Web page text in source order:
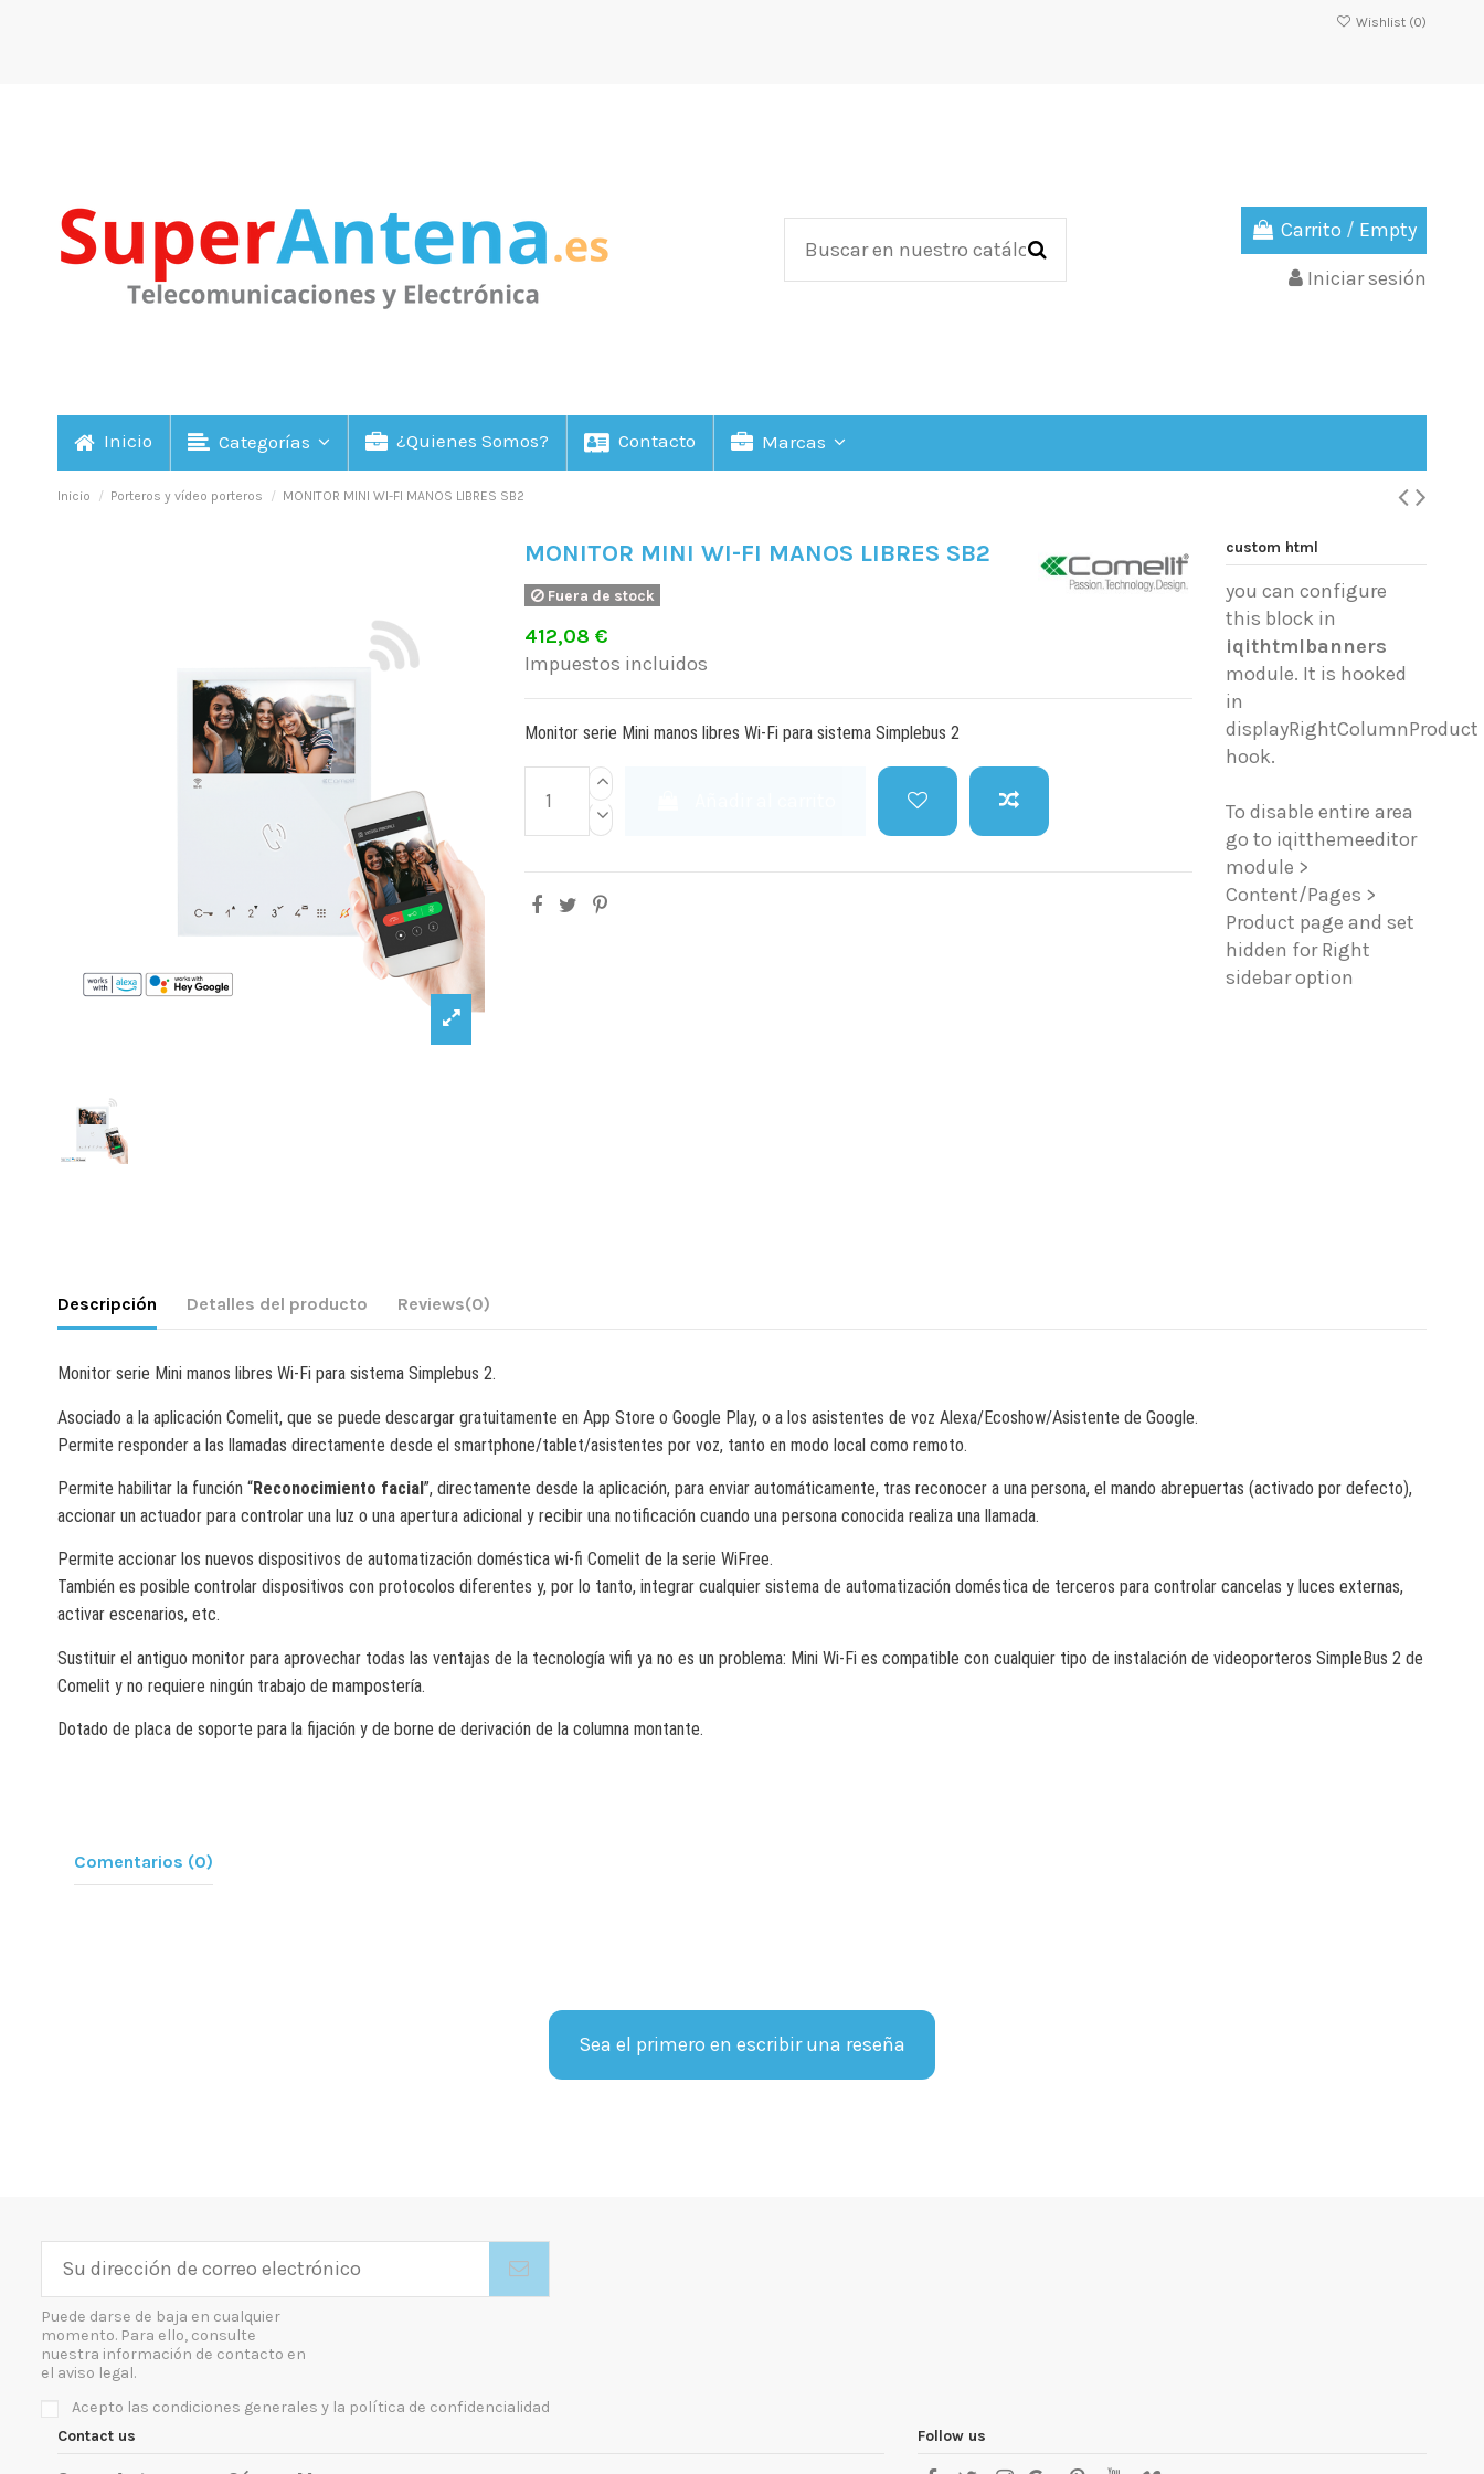
Wishlist (0)
Carrito / Empty
Iniciar sesión
Inicio Categorías ¿Quienes Somos? Contacto Marcas
Inicio Porteros y vídeo porteros MONITOR MINI WI-FI MANOS LIBRES SB2
MONITOR MINI WI-FI MANOS LIBRES SB2
Fuera de stock
412,08 €
Impuestos incluidos
Monitor serie Mini manos libres Wi-Fi para sistema Simplebus 2
custom html
you can configure
this block in
iqithtmlbanners
module. It is hooked
in
displayRightColumnProduct
hook.
To disable entire area
go to iqitthemeeditor
module >
Content/Pages >
Product page and set
hidden for Right
sidebar option
Descripción Detalles del producto Reviews(0)
Monitor serie Mini manos libres Wi-Fi para sistema Simplebus 2.
Asociado a la aplicación Comelit, que se puede descargar gratuitamente en App Store o Google Play, o a los asistentes de voz Alexa/Ecoshow/Asistente de Google.
Permite responder a las llamadas directamente desde el smartphone/tablet/asistentes por voz, tanto en modo local como remoto.
Permite habilitar la función “Reconocimiento facial”, directamente desde la aplicación, para enviar automáticamente, tras reconocer a una persona, el mando abrepuertas (activado por defecto),
accionar un actuador para controlar una luz o una apertura adicional y recibir una notificación cuando una persona conocida realiza una llamada.
Permite accionar los nuevos dispositivos de automatización doméstica wi-fi Comelit de la serie WiFree.
También es posible controlar dispositivos con protocolos diferentes y, por lo tanto, integrar cualquier sistema de automatización doméstica de terceros para controlar cancelas y luces externas,
activar escenarios, etc.
Sustituir el antiguo monitor para aprovechar todas las ventajas de la tecnología wifi ya no es un problema: Mini Wi-Fi es compatible con cualquier tipo de instalación de videoporteros SimpleBus 2 de
Comelit y no requiere ningún trabajo de mampostería.
Dotado de placa de soporte para la fijación y de borne de derivación de la columna montante.
Comentarios (0)
Sea el primero en escribir una reseña
Puede darse de baja en cualquier
momento. Para ello, consulte
nuestra información de contacto en
el aviso legal.
Acepto las condiciones generales y la política de confidencialidad
Contact us
Follow us